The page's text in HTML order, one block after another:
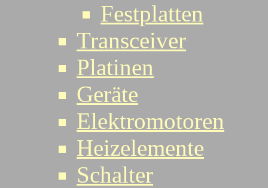
Festplatten
Transceiver
Platinen
Geräte
Elektromotoren
Heizelemente
Schalter